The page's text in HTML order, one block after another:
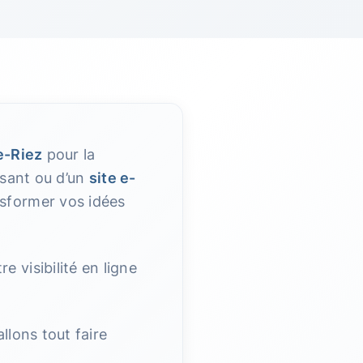
Riez pour la
ou d’un site e-
vos idées
visibilité en ligne
tout faire